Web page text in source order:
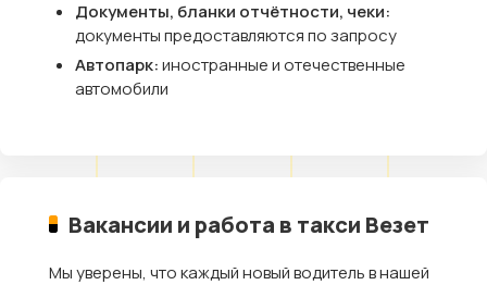
Документы, бланки отчётности, чеки:
документы предоставляются по запросу
Автопарк:иностранные и отечественные
автомобили
Вакансии и работа в такси Везет
Мы уверены, что каждый новый водитель в нашей